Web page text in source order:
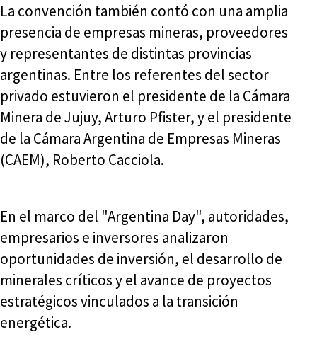
La convención también contó con una amplia
presencia de empresas mineras, proveedores
y representantes de distintas provincias
argentinas. Entre los referentes del sector
privado estuvieron el presidente de la Cámara
Minera de Jujuy, Arturo Pfister, y el presidente
de la Cámara Argentina de Empresas Mineras
(CAEM), Roberto Cacciola.
En el marco del "Argentina Day", autoridades,
empresarios e inversores analizaron
oportunidades de inversión, el desarrollo de
minerales críticos y el avance de proyectos
estratégicos vinculados a la transición
energética.